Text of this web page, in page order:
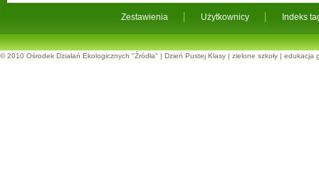
Zestawienia Użytkownicy Indeks
© 2010 Ośrodek Działań Ekologicznych "Źródła" | Dzień Pustej Klasy | zielone szkoły | edukacja